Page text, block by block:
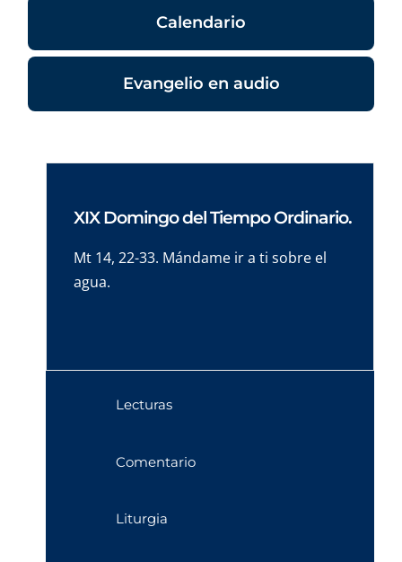
Calendario
Evangelio en audio
XIX Domingo del Tiempo Ordinario.
Mt 14, 22-33. Mándame ir a ti sobre el
agua.
Lecturas
Comentario
Liturgia